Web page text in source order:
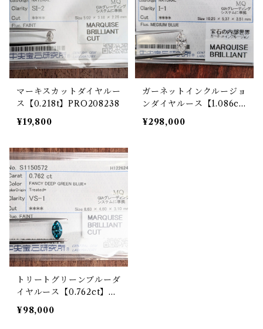
マーキスカットダイヤルー
ス【0.218t】PRO208238
¥19,800
ガーネットインクルージョ
ンダイヤルース【1.086c
t】PRO203714
¥298,000
トリートグリーンブルーダ
イヤルース【0.762ct】PR
O207135
¥98,000